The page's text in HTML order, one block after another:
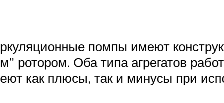
помпы имеют
ротором. Оба типа агрегатов
как плюсы, так и минусы при